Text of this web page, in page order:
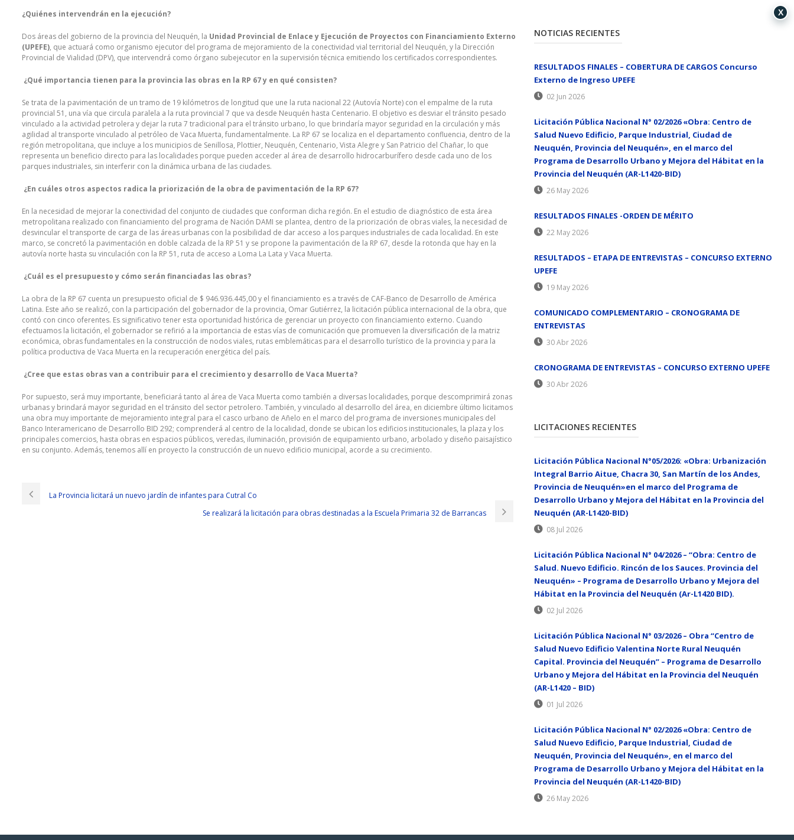
¿Quiénes intervendrán en la ejecución?
Dos áreas del gobierno de la provincia del Neuquén, la Unidad Provincial de Enlace y Ejecución de Proyectos con Financiamiento Externo
(UPEFE), que actuará como organismo ejecutor del programa de mejoramiento de la conectividad vial territorial del Neuquén, y la Dirección
Provincial de Vialidad (DPV), que intervendrá como órgano subejecutor en la supervisión técnica emitiendo los certificados correspondientes.
¿Qué importancia tienen para la provincia las obras en la RP 67 y en qué consisten?
Se trata de la pavimentación de un tramo de 19 kilómetros de longitud que une la ruta nacional 22 (Autovía Norte) con el empalme de la ruta
provincial 51, una vía que circula paralela a la ruta provincial 7 que va desde Neuquén hasta Centenario. El objetivo es desviar el tránsito pesado
vinculado a la actividad petrolera y dejar la ruta 7 tradicional para el tránsito urbano, lo que brindaría mayor seguridad en la circulación y más
agilidad al transporte vinculado al petróleo de Vaca Muerta, fundamentalmente. La RP 67 se localiza en el departamento confluencia, dentro de la
región metropolitana, que incluye a los municipios de Senillosa, Plottier, Neuquén, Centenario, Vista Alegre y San Patricio del Chañar, lo que
representa un beneficio directo para las localidades porque pueden acceder al área de desarrollo hidrocarburífero desde cada uno de los
parques industriales, sin interferir con la dinámica urbana de las ciudades.
¿En cuáles otros aspectos radica la priorización de la obra de pavimentación de la RP 67?
En la necesidad de mejorar la conectividad del conjunto de ciudades que conforman dicha región. En el estudio de diagnóstico de esta área
metropolitana realizado con financiamiento del programa de Nación DAMI se plantea, dentro de la priorización de obras viales, la necesidad de
desvincular el transporte de carga de las áreas urbanas con la posibilidad de dar acceso a los parques industriales de cada localidad. En este
marco, se concretó la pavimentación en doble calzada de la RP 51 y se propone la pavimentación de la RP 67, desde la rotonda que hay en la
autovía norte hasta su vinculación con la RP 51, ruta de acceso a Loma La Lata y Vaca Muerta.
¿Cuál es el presupuesto y cómo serán financiadas las obras?
La obra de la RP 67 cuenta un presupuesto oficial de $ 946.936.445,00 y el financiamiento es a través de CAF-Banco de Desarrollo de América
Latina. Este año se realizó, con la participación del gobernador de la provincia, Omar Gutiérrez, la licitación pública internacional de la obra, que
contó con cinco oferentes. Es significativo tener esta oportunidad histórica de gerenciar un proyecto con financiamiento externo. Cuando
efectuamos la licitación, el gobernador se refirió a la importancia de estas vías de comunicación que promueven la diversificación de la matriz
económica, obras fundamentales en la construcción de nodos viales, rutas emblemáticas para el desarrollo turístico de la provincia y para la
política productiva de Vaca Muerta en la recuperación energética del país.
¿Cree que estas obras van a contribuir para el crecimiento y desarrollo de Vaca Muerta?
Por supuesto, será muy importante, beneficiará tanto al área de Vaca Muerta como también a diversas localidades, porque descomprimirá zonas
urbanas y brindará mayor seguridad en el tránsito del sector petrolero. También, y vinculado al desarrollo del área, en diciembre último licitamos
una obra muy importante de mejoramiento integral para el casco urbano de Añelo en el marco del programa de inversiones municipales del
Banco Interamericano de Desarrollo BID 292; comprenderá al centro de la localidad, donde se ubican los edificios institucionales, la plaza y los
principales comercios, hasta obras en espacios públicos, veredas, iluminación, provisión de equipamiento urbano, arbolado y diseño paisajístico
en su conjunto. Además, tenemos allí en proyecto la construcción de un nuevo edificio municipal, acorde a su crecimiento.
La Provincia licitará un nuevo jardín de infantes para Cutral Co
Se realizará la licitación para obras destinadas a la Escuela Primaria 32 de Barrancas
NOTICIAS RECIENTES
RESULTADOS FINALES – COBERTURA DE CARGOS Concurso
Externo de Ingreso UPEFE
02 Jun 2026
Licitación Pública Nacional N° 02/2026 «Obra: Centro de
Salud Nuevo Edificio, Parque Industrial, Ciudad de
Neuquén, Provincia del Neuquén», en el marco del
Programa de Desarrollo Urbano y Mejora del Hábitat en la
Provincia del Neuquén (AR-L1420-BID)
26 May 2026
RESULTADOS FINALES -ORDEN DE MÉRITO
22 May 2026
RESULTADOS – ETAPA DE ENTREVISTAS – CONCURSO EXTERNO
UPEFE
19 May 2026
COMUNICADO COMPLEMENTARIO – CRONOGRAMA DE
ENTREVISTAS
30 Abr 2026
CRONOGRAMA DE ENTREVISTAS – CONCURSO EXTERNO UPEFE
30 Abr 2026
LICITACIONES RECIENTES
Licitación Pública Nacional N°05/2026: «Obra: Urbanización
Integral Barrio Aitue, Chacra 30, San Martín de los Andes,
Provincia de Neuquén»en el marco del Programa de
Desarrollo Urbano y Mejora del Hábitat en la Provincia del
Neuquén (AR-L1420-BID)
08 Jul 2026
Licitación Pública Nacional N° 04/2026 – “Obra: Centro de
Salud. Nuevo Edificio. Rincón de los Sauces. Provincia del
Neuquén» – Programa de Desarrollo Urbano y Mejora del
Hábitat en la Provincia del Neuquén (Ar-L1420 BID).
02 Jul 2026
Licitación Pública Nacional N° 03/2026 – Obra “Centro de
Salud Nuevo Edificio Valentina Norte Rural Neuquén
Capital. Provincia del Neuquén” – Programa de Desarrollo
Urbano y Mejora del Hábitat en la Provincia del Neuquén
(AR-L1420 – BID)
01 Jul 2026
Licitación Pública Nacional N° 02/2026 «Obra: Centro de
Salud Nuevo Edificio, Parque Industrial, Ciudad de
Neuquén, Provincia del Neuquén», en el marco del
Programa de Desarrollo Urbano y Mejora del Hábitat en la
Provincia del Neuquén (AR-L1420-BID)
26 May 2026
X